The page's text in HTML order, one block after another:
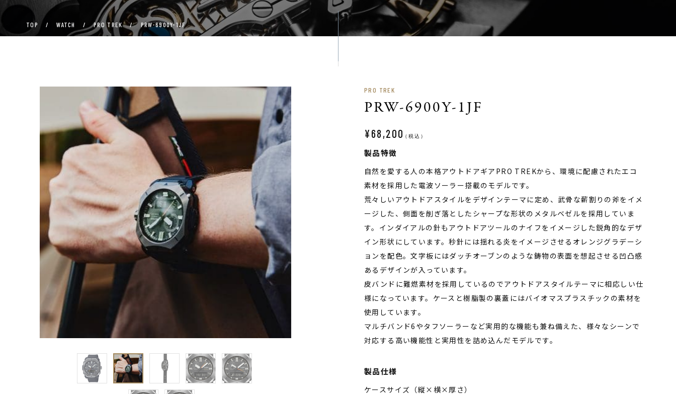
TOP / WATCH / PRO TREK / PRW-6900Y-1JF
PRO TREK
PRW-6900Y-1JF
¥68,200（税込）
製品特徴
自然を愛する人の本格アウトドアギアPRO TREKから、環境に配慮されたエコ
素材を採用した電波ソーラー搭載のモデルです。
荒々しいアウトドアスタイルをデザインテーマに定め、武骨な薪割りの斧をイメ
ージした、側面を削ぎ落としたシャープな形状のメタルベゼルを採用していま
す。インダイアルの針もアウトドアツールのナイフをイメージした鋭角的なデザ
イン形状にしています。秒針には揺れる炎をイメージさせるオレンジグラデーシ
ョンを配色。文字板にはダッチオーブンのような鋳物の表面を想起させる凹凸感
あるデザインが入っています。
皮バンドに難燃素材を採用しているのでアウトドアスタイルテーマに相応しい仕
様になっています。ケースと樹脂製の裏蓋にはバイオマスプラスチックの素材を
使用しています。
マルチバンド6やタフソーラーなど実用的な機能も兼ね備えた、様々なシーンで
対応する高い機能性と実用性を詰め込んだモデルです。
製品仕様
ケースサイズ（縦×横×厚さ）